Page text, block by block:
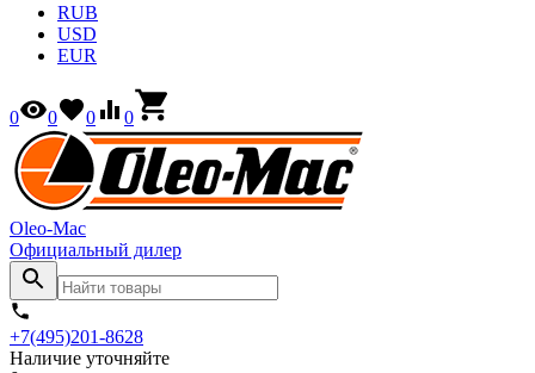
RUB
USD
EUR
0 0 0 0
Oleo-Mac
Официальный дилер
+7(495)201-8628
Наличие уточняйте